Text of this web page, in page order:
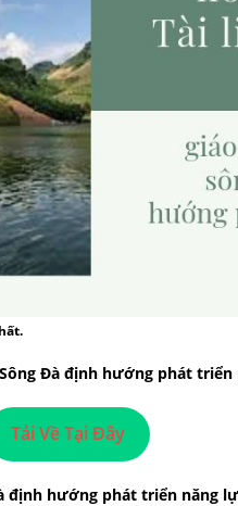
Đà định hướng phát triển
Tải Về Tại Đây
định hướng phát triển năng